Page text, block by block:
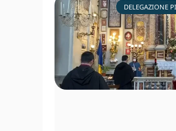
DELEGAZIONE